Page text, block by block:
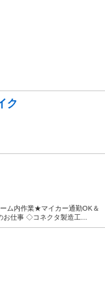
ク
ム内作業★マイカー通勤OK＆
仕事 ◇コネクタ製造工...